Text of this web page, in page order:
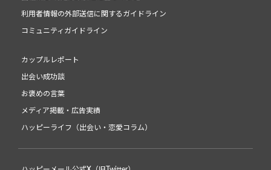
利用者情報の外部送信に関するガイドライン
コミュニティガイドライン
カップルレポート
出会い成功談
お褒めの言葉
メディア掲載・広告実績
ハッピーライフ（出会い・恋愛コラム）